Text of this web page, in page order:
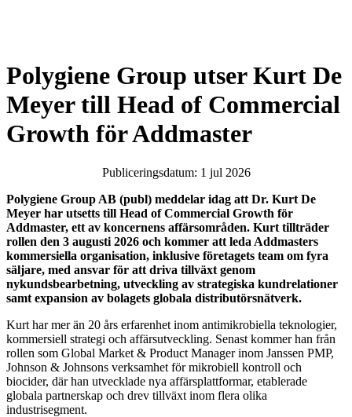
Polygiene Group utser Kurt De
Meyer till Head of Commercial
Growth för Addmaster
Publiceringsdatum: 1 jul 2026
Polygiene Group AB (publ) meddelar idag att Dr. Kurt De
Meyer har utsetts till Head of Commercial Growth för
Addmaster, ett av koncernens affärsområden. Kurt tillträder
rollen den 3 augusti 2026 och kommer att leda Addmasters
kommersiella organisation, inklusive företagets team om fyra
säljare, med ansvar för att driva tillväxt genom
nykundsbearbetning, utveckling av strategiska kundrelationer
samt expansion av bolagets globala distributörsnätverk.
Kurt har mer än 20 års erfarenhet inom antimikrobiella teknologier,
kommersiell strategi och affärsutveckling. Senast kommer han från
rollen som Global Market & Product Manager inom Janssen PMP,
Johnson & Johnsons verksamhet för mikrobiell kontroll och
biocider, där han utvecklade nya affärsplattformar, etablerade
globala partnerskap och drev tillväxt inom flera olika
industrisegment.